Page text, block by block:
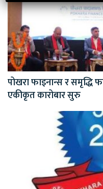
पोखरा फाइनान्स र समृद्धि
एकीकृत कारोबार सुरु